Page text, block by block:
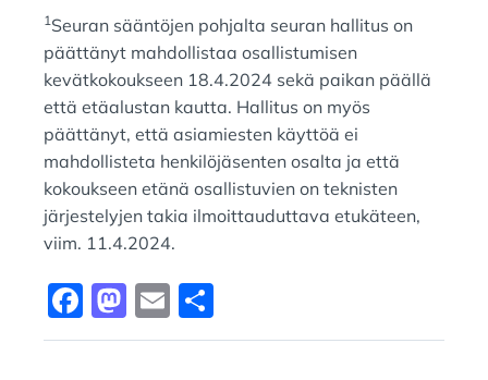
1Seuran sääntöjen pohjalta seuran hallitus on
päättänyt mahdollistaa osallistumisen
kevätkokoukseen 18.4.2024 sekä paikan päällä
että etäalustan kautta. Hallitus on myös
päättänyt, että asiamiesten käyttöä ei
mahdollisteta henkilöjäsenten osalta ja että
kokoukseen etänä osallistuvien on teknisten
järjestelyjen takia ilmoittauduttava etukäteen,
viim. 11.4.2024.
F
a
M
a
E
m h